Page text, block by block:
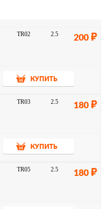
TR02 2.5 200
КУПИТЬ
TR03 2.5 180
КУПИТЬ
TR05 2.5 180